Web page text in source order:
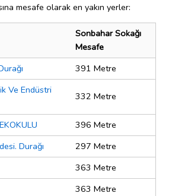
mesafe olarak en yakın yerler:
Sonbahar Sokağı
Mesafe
391 Metre
Ve Endüstri
332 Metre
396 Metre
Durağı
297 Metre
363 Metre
363 Metre